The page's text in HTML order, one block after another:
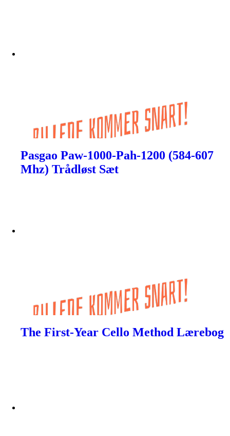
Pasgao Paw-1000-Pah-1200 (584-607
Mhz) Trådløst Sæt
The First-Year Cello Method Lærebog